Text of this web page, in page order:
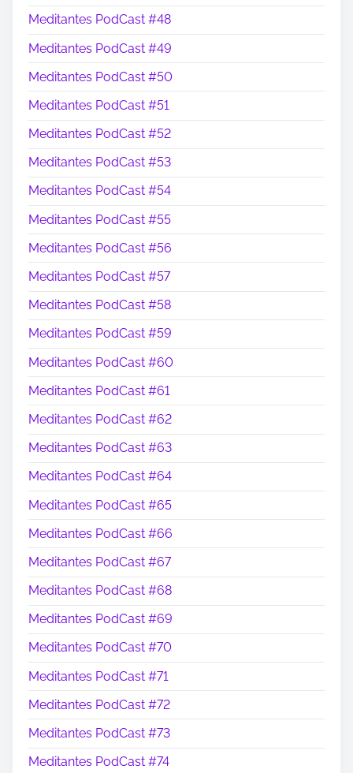
Meditantes PodCast #48
Meditantes PodCast #49
Meditantes PodCast #50
Meditantes PodCast #51
Meditantes PodCast #52
Meditantes PodCast #53
Meditantes PodCast #54
Meditantes PodCast #55
Meditantes PodCast #56
Meditantes PodCast #57
Meditantes PodCast #58
Meditantes PodCast #59
Meditantes PodCast #60
Meditantes PodCast #61
Meditantes PodCast #62
Meditantes PodCast #63
Meditantes PodCast #64
Meditantes PodCast #65
Meditantes PodCast #66
Meditantes PodCast #67
Meditantes PodCast #68
Meditantes PodCast #69
Meditantes PodCast #70
Meditantes PodCast #71
Meditantes PodCast #72
Meditantes PodCast #73
Meditantes PodCast #74